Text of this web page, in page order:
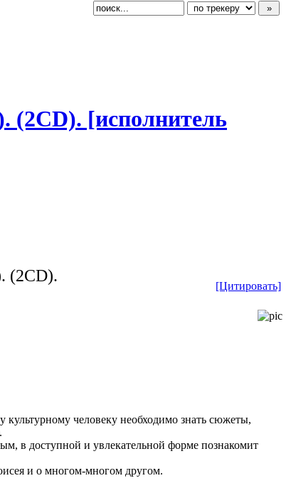
(2CD). [исполнитель
[Цитировать]
(2CD).
человеку необходимо знать сюжеты,
в доступной и увлекательной форме познакомит
и о многом-многом другом.